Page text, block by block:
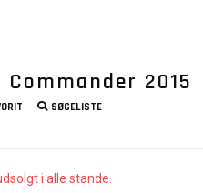
2015
SØGELISTE
i alle stande.